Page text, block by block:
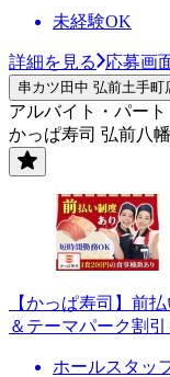
未経験OK
詳細を見る 応募画
串カツ田中 弘前土手
アルバイト・パート
かっぱ寿司 弘前八
【かっぱ寿司】前
＆テーマパーク割
ホールスタッ